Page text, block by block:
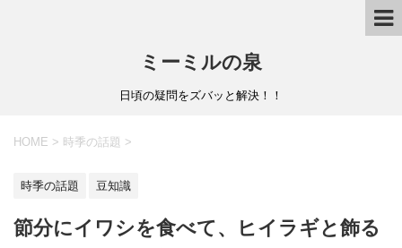
ミーミルの泉
日頃の疑問をズバッと解決！！
HOME > 時季の話題 >
時季の話題 豆知識
節分にイワシを食べて、ヒイラギと飾る